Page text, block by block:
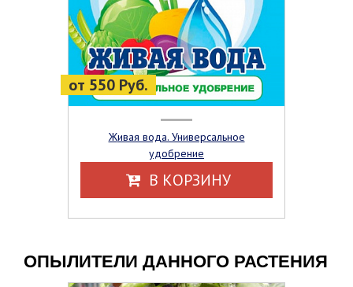
от 550 Руб.
Живая вода. Универсальное
удобрение
В КОРЗИНУ
ОПЫЛИТЕЛИ ДАННОГО РАСТЕНИЯ